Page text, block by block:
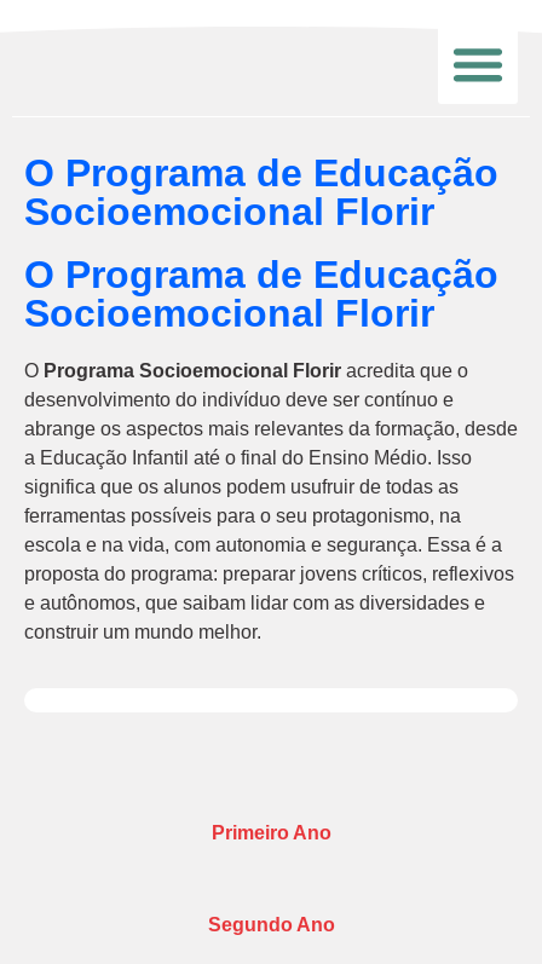
O Programa de Educação
Socioemocional Florir
O Programa de Educação
Socioemocional Florir
O Programa Socioemocional Florir acredita que o
desenvolvimento do indivíduo deve ser contínuo e
abrange os aspectos mais relevantes da formação, desde
a Educação Infantil até o final do Ensino Médio. Isso
significa que os alunos podem usufruir de todas as
ferramentas possíveis para o seu protagonismo, na
escola e na vida, com autonomia e segurança. Essa é a
proposta do programa: preparar jovens críticos, reflexivos
e autônomos, que saibam lidar com as diversidades e
construir um mundo melhor.
Primeiro Ano
Segundo Ano